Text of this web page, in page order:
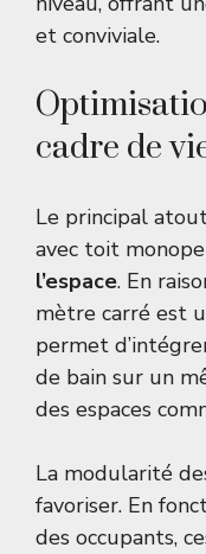
et conviviale.
cadre de
Le principal
avec toit
l’espace. En
mètre carré est
permet
de bain sur un
des espaces
La modularité
favoriser. En
des occupants,